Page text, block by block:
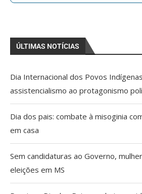
ÚLTIMAS NOTÍCIAS
Dia Internacional dos Povos
assistencialismo ao protagonismo
Dia dos pais: combate à misoginia
em casa
Sem candidaturas ao Governo,
eleições em MS